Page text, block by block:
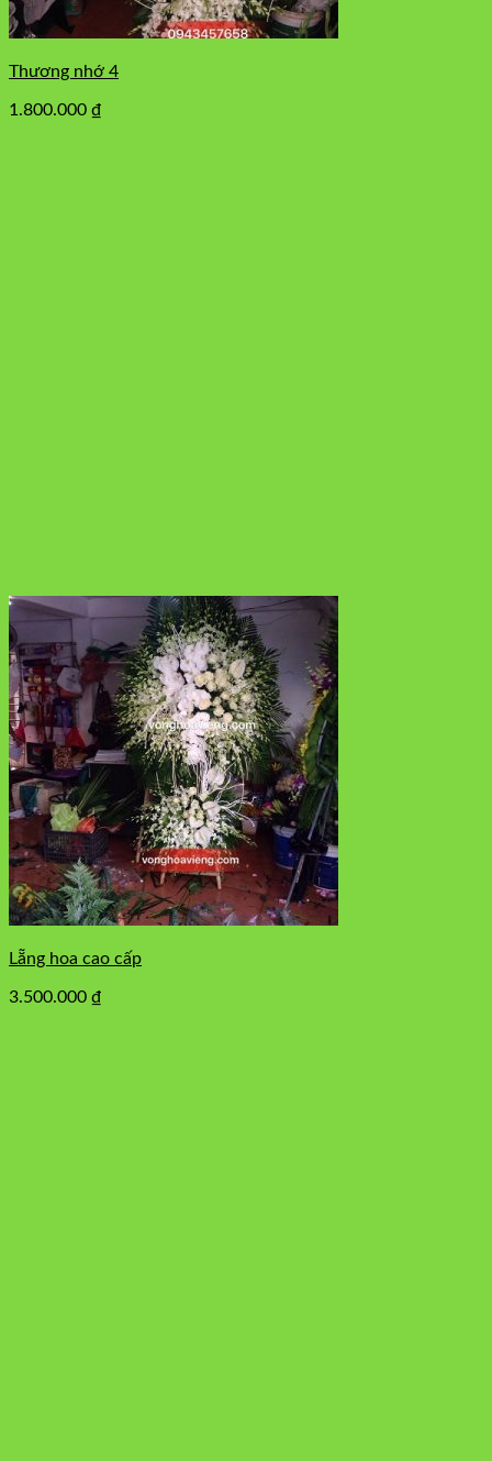
Thương nhớ 4
1.800.000 ₫
Lẵng hoa cao cấp
3.500.000 ₫